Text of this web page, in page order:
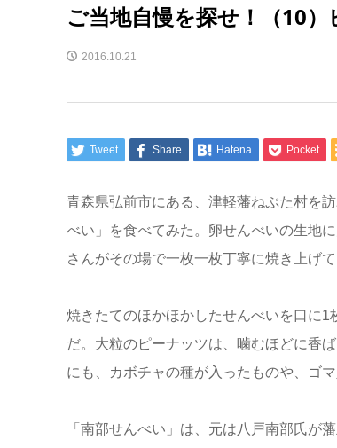
ご当地自慢を探せ！（10
2016.10.21
Tweet Share Hatena Pocket
青森県弘前市にある、津軽藩ねぷた村を
べい」を食べてみた。卵せんべいの生地
さんがその場で一枚一枚丁寧に焼き上げて
焼きたてのほかほかしたせんべいを口に
だ。大粒のピーナッツは、噛むほどに香
にも、カボチャの種が入ったものや、ゴ
「南部せんべい」は、元は八戸南部氏が